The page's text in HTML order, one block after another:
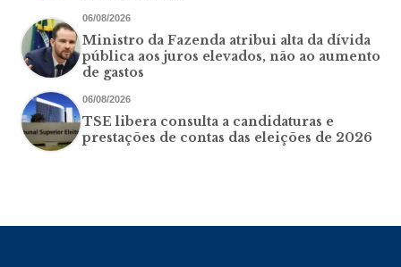
06/08/2026
Ministro da Fazenda atribui alta da dívida
pública aos juros elevados, não ao aumento
de gastos
06/08/2026
TSE libera consulta a candidaturas e
prestações de contas das eleições de 2026